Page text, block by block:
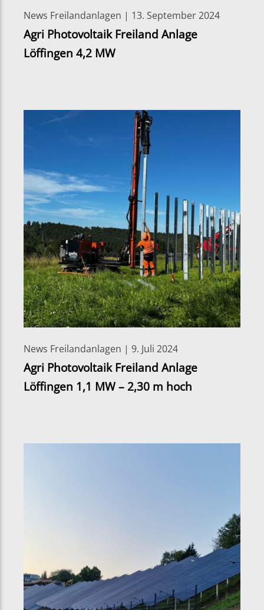
News Freilandanlagen | 13. September 2024
Agri Photovoltaik Freiland Anlage
Löffingen 4,2 MW
News Freilandanlagen | 9. Juli 2024
Agri Photovoltaik Freiland Anlage
Löffingen 1,1 MW – 2,30 m hoch